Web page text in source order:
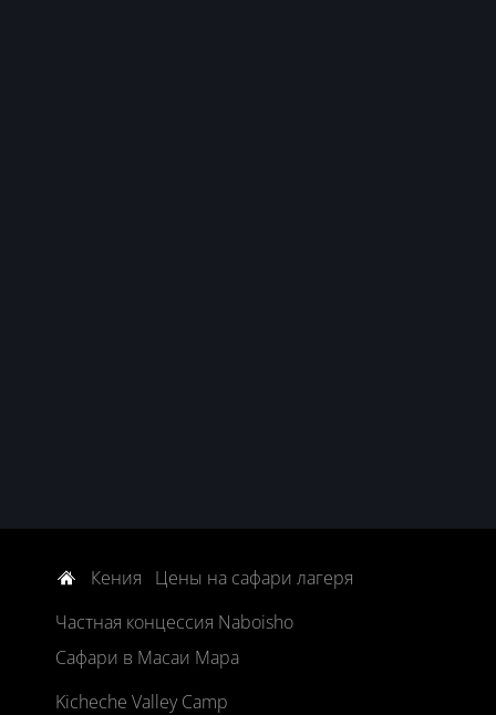
Кения
Цены на сафари лагеря
Частная концессия Naboisho
Сафари в Масаи Мара
Kicheche Valley Camp